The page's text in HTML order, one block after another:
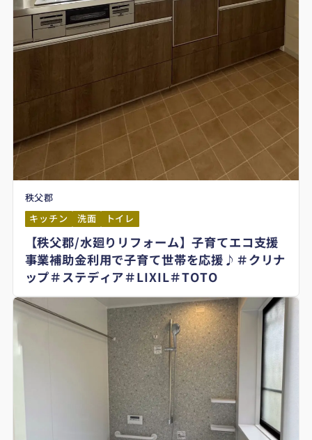
秩父郡
キッチン
洗面 トイレ
【秩父郡/水廻りリフォーム】子育てエコ支援
事業補助金利用で子育て世帯を応援♪＃クリナ
ップ＃ステディア＃LIXIL＃TOTO